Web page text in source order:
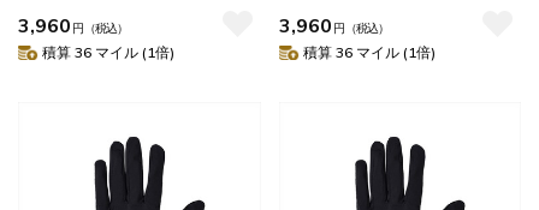
3,960 円 （税込）
積算 36 マイル (1倍)
3,960 円 （税込）
積算 36 マイル (1倍)